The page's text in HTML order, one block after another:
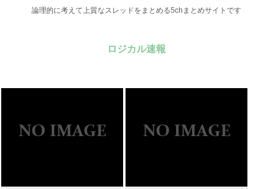
論理的に考えて上質なスレッドをまとめる5chまとめサイトです
ロジカル速報